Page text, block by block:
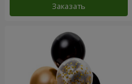
Заказать